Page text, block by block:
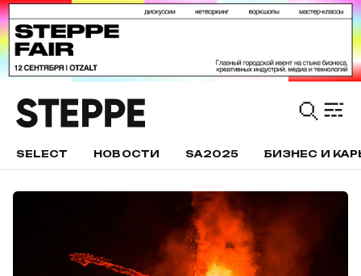
SELECT НОВОСТИ SA2025 БИЗНЕС И